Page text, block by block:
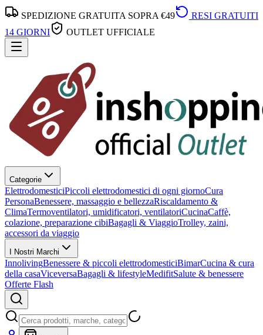
SPEDIZIONE GRATUITA SOPRA €49
RESI GRATUITI
14 GIORNI
OUTLET UFFICIALE
Categorie
ElettrodomesticiPiccoli elettrodomestici di ogni giornoCura
PersonaBenessere, massaggio e bellezzaRiscaldamento &
ClimaTermoventilatori, umidificatori, ventilatoriCucinaCaffè,
colazione, preparazione cibiBagagli & ViaggioTrolley, zaini,
accessori da viaggio
I Nostri Marchi
InnolivingBenessere & piccoli elettrodomesticiBimarCucina & cura
della casaViceversaBagagli & lifestyleMedifitSalute & benessere
Offerte Flash